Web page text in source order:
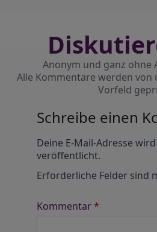
Anonym und ganz ohne
Alle Kommentare werden von
Vorfeld
Schreibe einen
Deine E-Mail-Adresse
veröffentlicht.
Erforderliche Felder sind
Kommentar*